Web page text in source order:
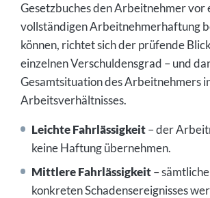
Gesetzbuches den Arbeitnehmer vor
vollständigen Arbeitnehmerhaftung
können, richtet sich der prüfende
einzelnen Verschuldensgrad – und
Gesamtsituation des Arbeitnehmers
Arbeitsverhältnisses.
Leichte Fahrlässigkeit– der
keine Haftung übernehmen.
Mittlere Fahrlässigkeit–
konkreten Schadensereignisses